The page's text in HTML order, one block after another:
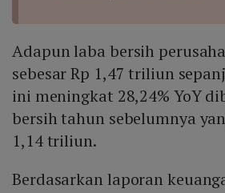
Adapun laba bersih
sebesar Rp 1,47 triliun
ini meningkat 28,24% YoY
bersih tahun sebelumnya
1,14 triliun.
Berdasarkan laporan